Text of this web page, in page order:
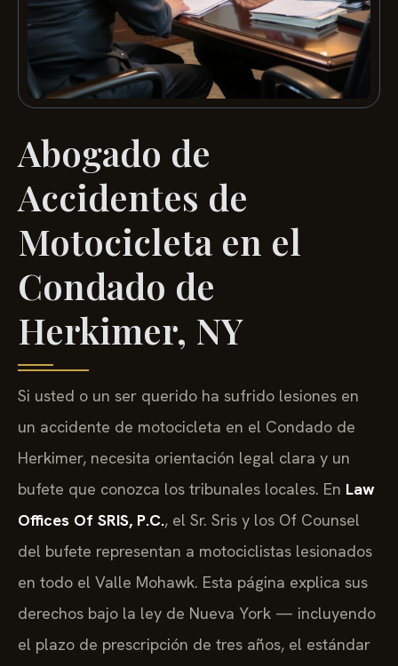
Abogado de
Accidentes de
Motocicleta en el
Condado de
Herkimer, NY
Si usted o un ser querido ha sufrido lesiones en
un accidente de motocicleta en el Condado de
Herkimer, necesita orientación legal clara y un
bufete que conozca los tribunales locales. En Law
Offices Of SRIS, P.C., el Sr. Sris y los Of Counsel
del bufete representan a motociclistas lesionados
en todo el Valle Mohawk. Esta página explica sus
derechos bajo la ley de Nueva York — incluyendo
el plazo de prescripción de tres años, el estándar